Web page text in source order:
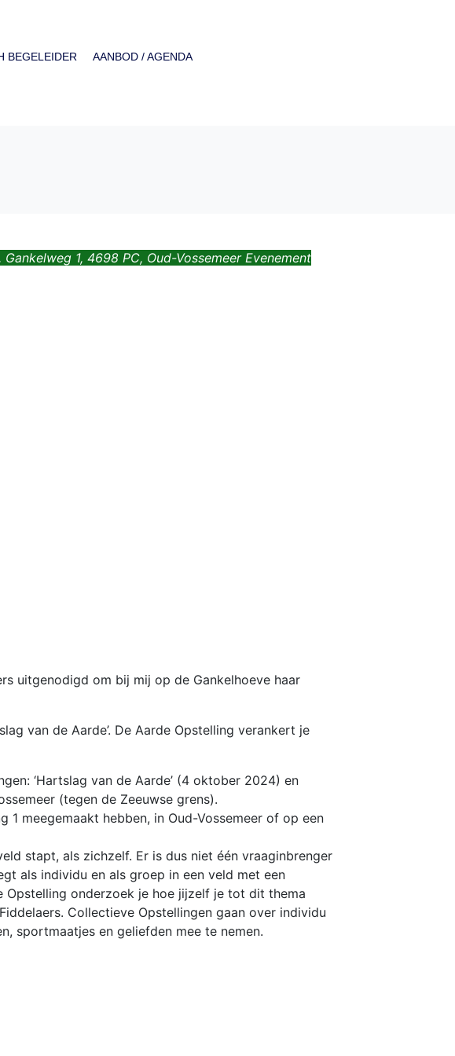
BEGELEIDER
AANBOD / AGENDA
, Gankelweg 1, 4698 PC, Oud-Vossemeer Evenement
uitgenodigd om bij mij op de Gankelhoeve haar
van de Aarde’. De Aarde Opstelling verankert je
‘Hartslag van de Aarde’ (4 oktober 2024) en
(tegen de Zeeuwse grens).
meegemaakt hebben, in Oud-Vossemeer of op een
stapt, als zichzelf. Er is dus niet één vraaginbrenger
als individu en als groep in een veld met een
Opstelling onderzoek je hoe jijzelf je tot dit thema
Collectieve Opstellingen gaan over individu
sportmaatjes en geliefden mee te nemen.